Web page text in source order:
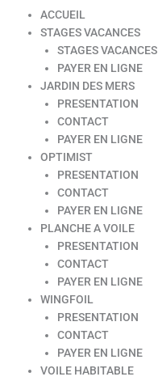
ACCUEIL
STAGES VACANCES
STAGES VACANCES
PAYER EN LIGNE
JARDIN DES MERS
PRESENTATION
CONTACT
PAYER EN LIGNE
OPTIMIST
PRESENTATION
CONTACT
PAYER EN LIGNE
PLANCHE A VOILE
PRESENTATION
CONTACT
PAYER EN LIGNE
WINGFOIL
PRESENTATION
CONTACT
PAYER EN LIGNE
VOILE HABITABLE